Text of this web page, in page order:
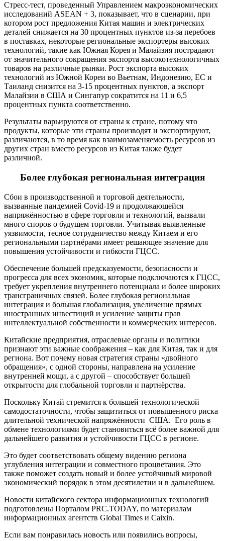
Стресс-тест, проведенный Управлением макроэкономических
исследований ASEAN + 3, показывает, что в сценарии, при
котором рост предложения Китая машин и электрических
деталей снижается на 30 процентных пунктов из-за перебоев
в поставках, некоторые региональные экспортеры высоких
технологий, такие как Южная Корея и Малайзия пострадают
от значительного сокращения экспорта высокотехнологичных
товаров на различные рынки. Рост экспорта высоких
технологий из Южной Кореи во Вьетнам, Индонезию, ЕС и
Таиланд снизится на 3-15 процентных пунктов, а экспорт
Малайзии в США и Сингапур сократится на 11 и 6,5
процентных пункта соответственно.
Результаты варьируются от страны к стране, потому что
продукты, которые эти страны производят и экспортируют,
различаются, в то время как взаимозаменяемость ресурсов из
других стран вместо ресурсов из Китая также будет
различной.
Более глубокая региональная интеграция
Сбои в производственной и торговой деятельности,
вызванные пандемией Covid-19 и продолжающейся
напряжённостью в сфере торговли и технологий, вызвали
много споров о будущем торговли. Учитывая выявленные
уязвимости, тесное сотрудничество между Китаем и его
региональными партнёрами имеет решающее значение для
повышения устойчивости и гибкости ГЦСС.
Обеспечение большей предсказуемости, безопасности и
прогресса для всех экономик, которые подключаются к ГЦСС,
требует укрепления внутреннего потенциала и более широких
трансграничных связей. Более глубокая региональная
интеграция и большая глобализация, увеличение прямых
иностранных инвестиций и усиление защиты прав
интеллектуальной собственности и коммерческих интересов.
Китайские предприятия, отраслевые органы и политики
признают эти важные соображения – как для Китая, так и для
региона. Вот почему новая стратегия страны «двойного
обращения», с одной стороны, направлена ​​на усиление
внутренней мощи, а с другой – способствует большей
открытости для глобальной торговли и партнёрства.
Поскольку Китай стремится к большей технологической
самодостаточности, чтобы защититься от повышенного риска
длительной технической напряжённости США. Его роль в
обмене технологиями будет становиться всё более важной для
дальнейшего развития и устойчивости ГЦСС в регионе.
Это будет соответствовать общему видению региона
углубления интеграции и совместного процветания. Это
также поможет создать новый и более устойчивый мировой
экономический порядок в этом десятилетии и в дальнейшем.
Новости китайского сектора информационных технологий
подготовлены Порталом PRC.TODAY, по материалам
информационных агентств Global Times и Caixin.
Если вам понравилась новость или появились вопросы,